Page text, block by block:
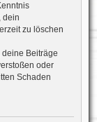
dein
zu löschen
deine Beiträge
oder
Schaden